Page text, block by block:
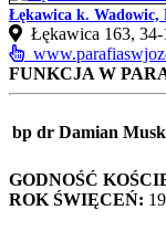
Łękawica k. Wadowic,
Łękawica 163,
FUNKCJA W
bp dr Damian
GODNOŚĆ
ROK ŚWIĘCEŃ: